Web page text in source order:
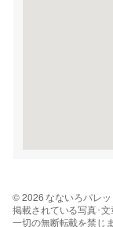
© 2026 なないろパレ
掲載されている写真･
一切の無断転載を禁じま